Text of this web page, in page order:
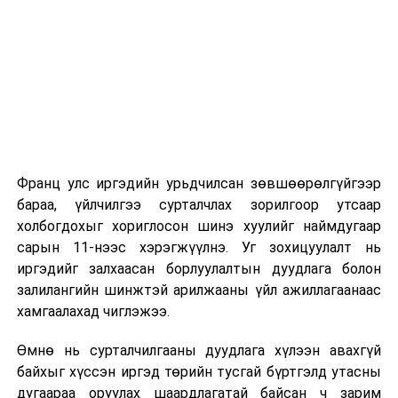
хэлэлцэх эсэх/
· Сонгуулийн
ерөнхий хорооны
гишүүнийг томилох,
чөлөөлөх тухай
асуудал
· Бусад
2026 оны 9 дүгээр сарын 13-наас оюутнуудыг
дотуур байранд оруулж эхэлнэ.
Сургууль, цэцэрлэгийн үйл ажиллагааны
зохицуулалт
2026 оны 8 дугаар сарын 17–28-ны өдрүүдэд
байранд элсэлт, бүртгэл болон бусад аливаа
арга хэмжээ зохион байгуулахгүй болно.
Франц улс иргэдийн урьдчилсан зөвшөөрөлгүйгээр
бараа, үйлчилгээ сурталчлах зорилгоор утсаар
холбогдохыг хориглосон шинэ хуулийг наймдугаар
сарын 11-нээс хэрэгжүүлнэ. Уг зохицуулалт нь
иргэдийг залхаасан борлуулалтын дуудлага болон
залилангийн шинжтэй арилжааны үйл ажиллагаанаас
хамгаалахад чиглэжээ.
Өмнө нь сурталчилгааны дуудлага хүлээн авахгүй
байхыг хүссэн иргэд төрийн тусгай бүртгэлд утасны
дугаараа оруулах шаардлагатай байсан ч зарим